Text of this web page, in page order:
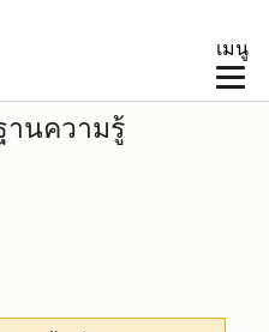
เมนู
านความรู้